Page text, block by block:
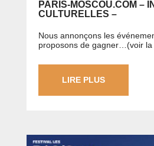
PARIS-MOSCOU.COM –
CULTURELLES –
Nous annonçons les
proposons de gagner…(voir la
LIRE PLUS